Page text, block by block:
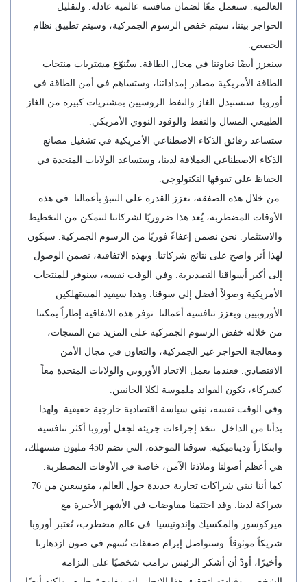
العالمية. سنعمل معًا لضمان منافسة عالمية عادلة. ولتقليل
الحواجز بيننا، سيتم خفض الرسوم الجمركية، وسيتم تطبيق نظام
الحصص.
سنعزز أيضًا تعاوننا في مجال الطاقة. ستُنوّع مشتريات منتجات
الطاقة الأمريكية مصادر إمداداتنا، وستساهم في أمن الطاقة في
أوروبا. سنستبدل الغاز والنفط الروسيين بمشتريات كبيرة من الغاز
الطبيعي المسال والنفط والوقود النووي الأمريكي.
ستساعد رقائق الذكاء الاصطناعي الأمريكية في تشغيل مصانع
الذكاء الاصطناعي العملاقة لدينا، وستساعد الولايات المتحدة في
الحفاظ على تفوقها التكنولوجي.
من خلال هذه الصفقة، نعزز القدرة على التنبؤ بأعمالنا. في هذه
الأوقات المضطربة، يُعد هذا ضروريًا لشركاتنا لتتمكن من التخطيط
والاستثمار. نحن نضمن إعفاءً فوريًا من الرسوم الجمركية. سيكون
لهذا أثر واضح على نتائج شركاتنا. وبهذه الاتفاقية، نضمن الوصول
إلى أكبر أسواقنا التصديرية. وفي الوقت نفسه، سنوفر للمنتجات
الأمريكية وصولاً أفضل إلى سوقنا. وهذا سيفيد المستهلكين
الأوروبيين ويعزز تنافسية أعمالنا. توفر هذه الاتفاقية إطاراً يمكننا
من خلاله خفض الرسوم الجمركية على المزيد من المنتجات،
ومعالجة الحواجز غير الجمركية، والتعاون في مجال الأمن
الاقتصادي. فعندما يعمل الاتحاد الأوروبي والولايات المتحدة معاً
كشركاء، تكون الفوائد ملموسة لكلا الجانبين.
وفي الوقت نفسه، نبني سياسة اقتصادية خارجية حقيقية. ولهذا
بدأنا من الداخل. نتخذ إجراءات جريئة لجعل أوروبا أكثر تنافسية
وابتكاراً وديناميكية. سوقنا الموحدة، التي تضم 450 مليون مستهلك،
هي أعظم أصولنا وملاذنا الآمن، خاصة في الأوقات المضطربة.
كما أننا نبني شراكات تجارية جديدة حول العالم، متوسعين من 76
شراكة لدينا. وقد اختتمنا مفاوضات في الأشهر الأخيرة مع
ميركوسور والمكسيك وإندونيسيا. في عالم مضطرب، تُعتبر أوروبا
شريكاً موثوقاً. وسنواصل إبرام صفقات تُسهم في صون ازدهارنا.
وأخيرًا، أودّ أن أشكر الرئيس ترامب شخصيًا على التزامه